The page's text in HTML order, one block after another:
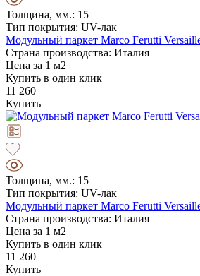
Толщина, мм.: 15
Тип покрытия: UV-лак
Модульный паркет Marco Ferutti
Страна производства: Италия
Цена за 1 м2
Купить в один клик
11 260
Купить
Толщина, мм.: 15
Тип покрытия: UV-лак
Модульный паркет Marco Ferutti
Страна производства: Италия
Цена за 1 м2
Купить в один клик
11 260
Купить